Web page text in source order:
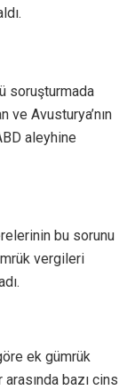
soruşturmada
ve Avusturya’nın
aleyhine
bu sorunu
vergileri
ek gümrük
bazı cins